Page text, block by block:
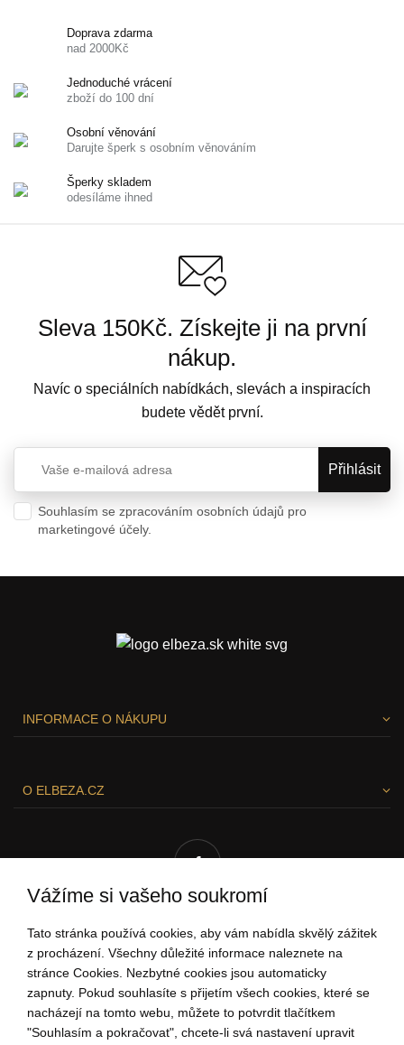
Doprava zdarma
nad 2000Kč
Jednoduché vrácení
zboží do 100 dní
Osobní věnování
Darujte šperk s osobním věnováním
Šperky skladem
odesíláme ihned
Sleva 150Kč. Získejte ji na první
nákup.
Navíc o speciálních nabídkách, slevách a inspiracích
budete vědět první.
Souhlasím se zpracováním osobních údajů pro
marketingové účely.
INFORMACE O NÁKUPU
O ELBEZA.CZ
RÁDI VÁM POMŮŽEME!
704 034 135
Vážíme si vašeho soukromí
Tato stránka používá cookies, aby vám nabídla skvělý zážitek
z procházení. Všechny důležité informace naleznete na
stránce Cookies. Nezbytné cookies jsou automaticky
zapnuty. Pokud souhlasíte s přijetím všech cookies, které se
nacházejí na tomto webu, můžete to potvrdit tlačítkem
"Souhlasím a pokračovat", chcete-li svá nastavení upravit